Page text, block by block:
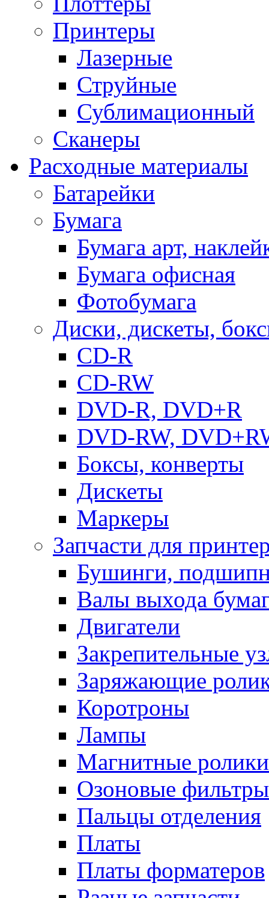
Принтеры
Лазерные
Струйные
Сублимационный
Сканеры
Расходные материалы
Батарейки
Бумага
Бумага арт,
Бумага офисная
Фотобумага
Диски, дискеты,
CD-R
CD-RW
DVD-R, DVD+R
DVD-RW,
Боксы, конверты
Дискеты
Маркеры
Запчасти для
Бушинги,
Валы выхода
Двигатели
Закрепительные
Заряжающие
Коротроны
Лампы
Магнитные ролики
Озоновые фильтры
Пальцы отделения
Платы
Платы форматеров